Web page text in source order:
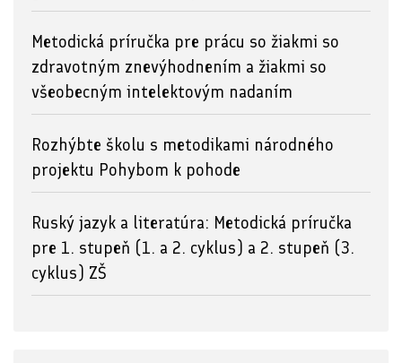
Metodická príručka pre prácu so žiakmi so
zdravotným znevýhodnením a žiakmi so
všeobecným intelektovým nadaním
Rozhýbte školu s metodikami národného
projektu Pohybom k pohode
Ruský jazyk a literatúra: Metodická príručka
pre 1. stupeň (1. a 2. cyklus) a 2. stupeň (3.
cyklus) ZŠ